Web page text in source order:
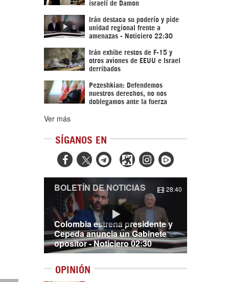
israelí de Damon
Irán destaca su poderío y pide
unidad regional frente a
amenazas - Noticiero 22:30
Irán exhibe restos de F-15 y
otros aviones de EEUU e Israel
derribados
Pezeshkian: Defendemos
nuestros derechos, no nos
doblegamos ante la fuerza
Ver más
SÍGANOS EN
  
Colombia estrena presidente y
Cepeda anuncia un Gabinete
opositor - Noticiero 02:30
BOLETÍN DE NOTICIAS 28:40
OPINIÓN